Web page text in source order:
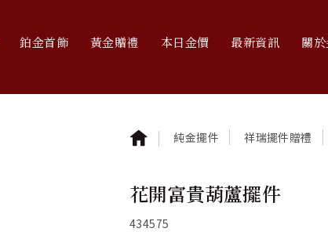
鉑金首飾 黃金贈禮 本日金價 最新資訊 關
純金擺件 祥瑞擺件贈禮
花開富貴葫蘆擺件
434575